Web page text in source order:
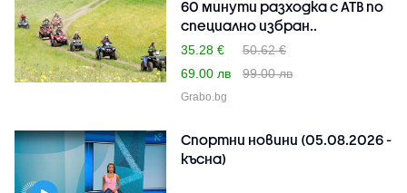
60 минути разходка с АТВ по
специално избран..
35.28 €
50.62 €
69.00 лв
99.00 лв
Grabo.bg
Спортни новини (05.08.2026 -
късна)